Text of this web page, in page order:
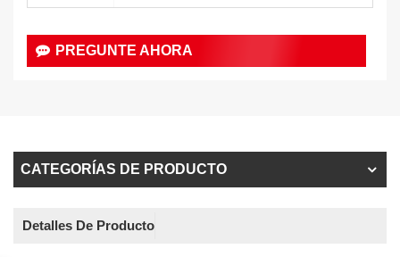
PREGUNTE AHORA
CATEGORÍAS DE PRODUCTO
Detalles De Producto